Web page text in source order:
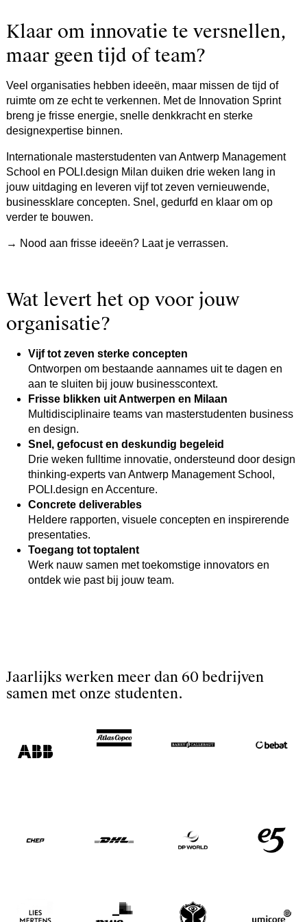
Klaar om innovatie te versnellen,
maar geen tijd of team?
Veel organisaties hebben ideeën, maar missen de tijd of
ruimte om ze echt te verkennen. Met de Innovation Sprint
breng je frisse energie, snelle denkkracht en sterke
designexpertise binnen.
Internationale masterstudenten van Antwerp Management
School en POLI.design Milan duiken drie weken lang in
jouw uitdaging en leveren vijf tot zeven vernieuwende,
businessklare concepten. Snel, gedurfd en klaar om op
verder te bouwen.
→ Nood aan frisse ideeën? Laat je verrassen.
Wat levert het op voor jouw
organisatie?
Vijf tot zeven sterke concepten
Ontworpen om bestaande aannames uit te dagen en
aan te sluiten bij jouw businesscontext.
Frisse blikken uit Antwerpen en Milaan
Multidisciplinaire teams van masterstudenten business
en design.
Snel, gefocust en deskundig begeleid
Drie weken fulltime innovatie, ondersteund door design
thinking-experts van Antwerp Management School,
POLI.design en Accenture.
Concrete deliverables
Heldere rapporten, visuele concepten en inspirerende
presentaties.
Toegang tot toptalent
Werk nauw samen met toekomstige innovators en
ontdek wie past bij jouw team.
Jaarlijks werken meer dan 60 bedrijven
samen met onze studenten.